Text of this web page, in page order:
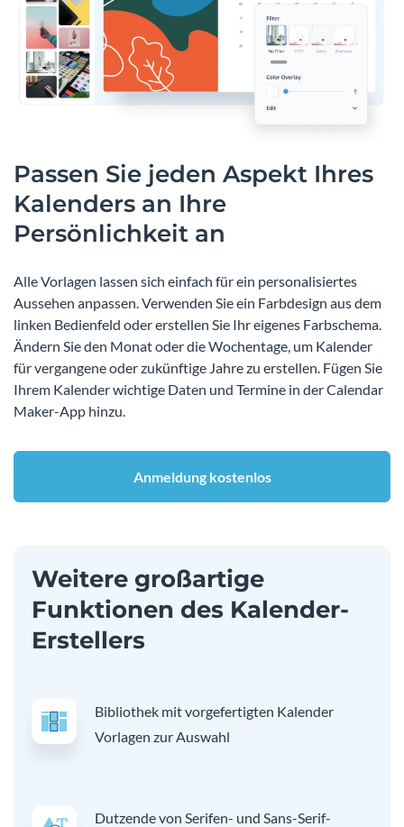
Passen Sie jeden Aspekt Ihres
Kalenders an Ihre
Persönlichkeit an
Alle Vorlagen lassen sich einfach für ein personalisiertes
Aussehen anpassen. Verwenden Sie ein Farbdesign aus dem
linken Bedienfeld oder erstellen Sie Ihr eigenes Farbschema.
Ändern Sie den Monat oder die Wochentage, um Kalender
für vergangene oder zukünftige Jahre zu erstellen. Fügen Sie
Ihrem Kalender wichtige Daten und Termine in der Calendar
Maker-App hinzu.
Anmeldung kostenlos
Weitere großartige
Funktionen des Kalender-
Erstellers
Bibliothek mit vorgefertigten Kalender
Vorlagen zur Auswahl
Dutzende von Serifen- und Sans-Serif-